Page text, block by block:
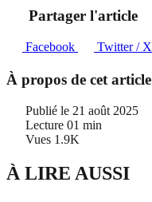
Partager l'article
Facebook Twitter / X
À propos de cet article
Publié le 21 août 2025
Lecture 01 min
Vues 1.9K
À LIRE AUSSI